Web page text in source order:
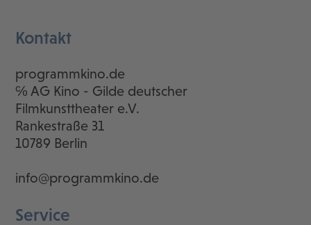
Kontakt
programmkino.de
℅ AG Kino - Gilde deutscher
Filmkunsttheater e.V.
Rankestraße 31
10789 Berlin
info@programmkino.de
Service